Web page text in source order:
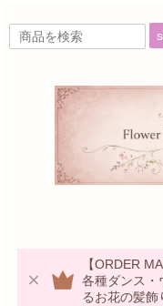
【ORDER
各種ダンス・
るお花の髪飾